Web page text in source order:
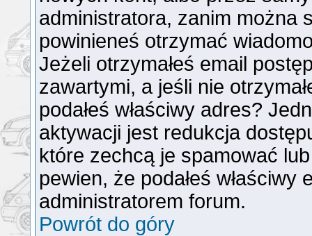
administratora, zanim można
powinieneś otrzymać
Jeżeli otrzymałeś email
zawartymi, a jeśli nie
podałeś właściwy adres?
aktywacji jest redukcja
które zechcą je spamować
pewien, że podałeś
administratorem forum.
Powrót do góry